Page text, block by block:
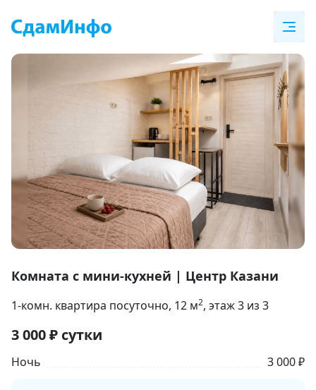
1
24
Комната с мини-кухней | Центр Казани
1-комн. квартира посуточно, 12 м2, этаж 3 из 3
3 000₽ сутки
Ночь 3 000 ₽